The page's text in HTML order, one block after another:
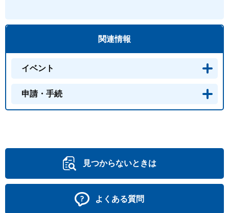
関連情報
イベント
申請・手続
見つからないときは
よくある質問